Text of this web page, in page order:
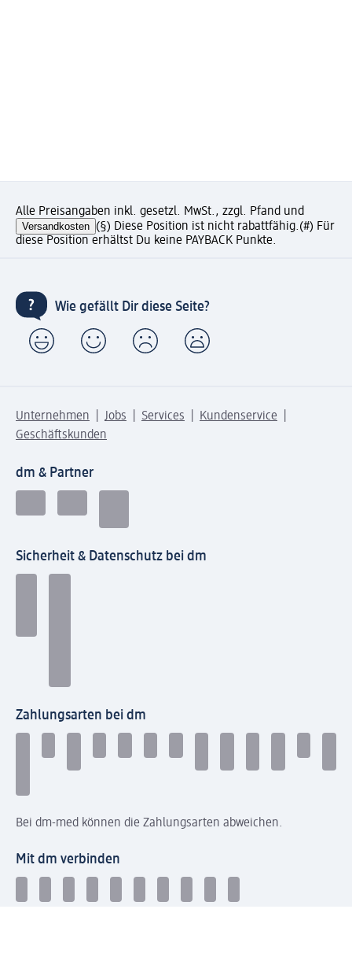
Alle Preisangaben inkl. gesetzl. MwSt., zzgl. Pfand und
Versandkosten (§) Diese Position ist nicht rabattfähig.(#) Für
diese Position erhältst Du keine PAYBACK Punkte.
Wie gefällt Dir diese Seite?
Unternehmen Jobs Services
Kundenservice
Geschäftskunden
dm & Partner
Sicherheit & Datenschutz bei dm
Zahlungsarten bei dm
Bei dm-med können die Zahlungsarten abweichen.
Mit dm verbinden